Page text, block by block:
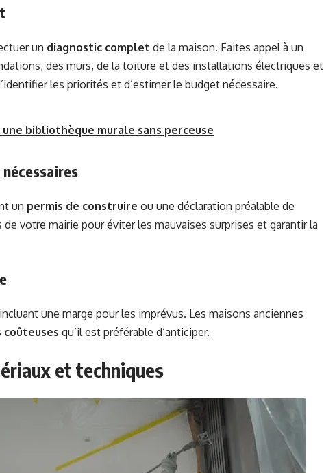
un diagnostic complet de la maison. Faites appel à un
des murs, de la toiture et des installations électriques et
les priorités et d’estimer le budget nécessaire.
bibliothèque murale sans perceuse
un permis de construire ou une déclaration préalable de
votre mairie pour éviter les mauvaises surprises et garantir la
une marge pour les imprévus. Les maisons anciennes
coûteuses qu’il est préférable d’anticiper.
et techniques